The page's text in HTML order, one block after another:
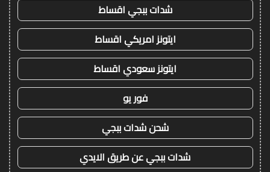
شدات ببجي اقساط
ايتونز امريكي اقساط
ايتونز سعودي اقساط
فور يو
شحن شدات ببجي
شدات ببجي عن طريق الايدي